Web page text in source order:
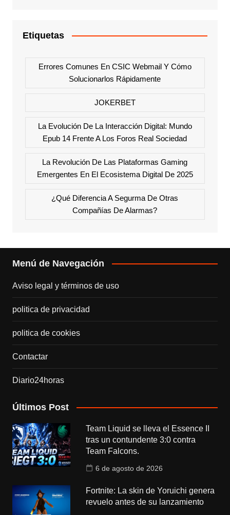
Etiquetas
Errores Comunes En CSIC Webmail Y Cómo
Solucionarlos Rápidamente
JOKERBET
La Evolución De La Interacción Digital: Mundo
Epub 14 Frente A Los Foros Real Sociedad
La Revolución De Las Plataformas Gaming
Emergentes En El Ecosistema Digital De 2025
¿Qué Diferencia A Segurma De Otras
Compañías De Alarmas?
Menú de Navegación
Aviso legal y términos de uso
politica de privacidad
politica de cookies
Contactar
Diario24horas
Últimos Post
Team Liquid se lleva el Essence II
tras un contundente 3:0 contra
Team Falcons.
6 de agosto de 2026
Fortnite: La skin de Yoruichi genera
revuelo antes de su lanzamiento